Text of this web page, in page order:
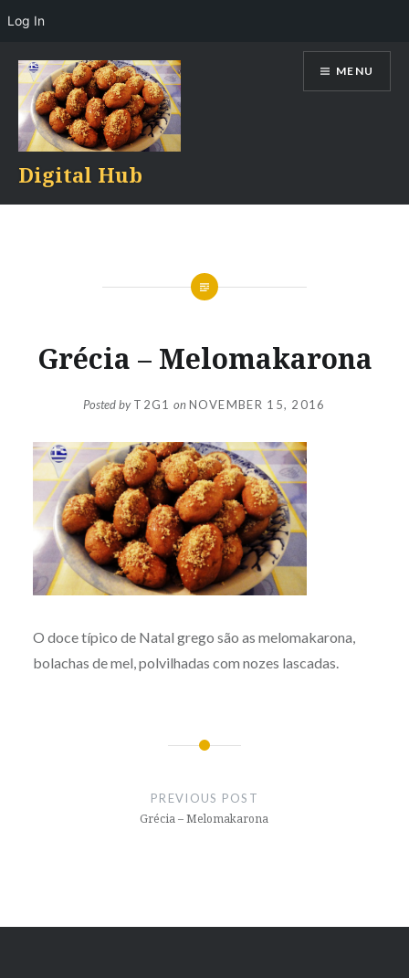
content
Digital Hub
MENU
Grécia – Melomakarona
Posted byT2G1 onNOVEMBER 15, 2016
O doce típico de Natal grego são as melomakarona,
bolachas de mel, polvilhadas com nozes lascadas.
PREVIOUS POST
Grécia – Melomakarona
Log In